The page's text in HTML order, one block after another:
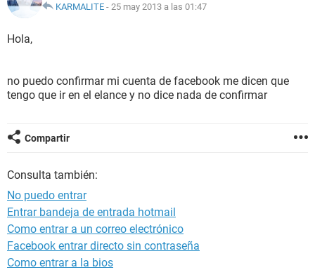
KARMALITE - 25 may 2013 a las 01:47
Hola,
no puedo confirmar mi cuenta de facebook me dicen que
tengo que ir en el elance y no dice nada de confirmar
Compartir
Consulta también:
No puedo entrar
Entrar bandeja de entrada hotmail
Como entrar a un correo electrónico
Facebook entrar directo sin contraseña
Como entrar a la bios